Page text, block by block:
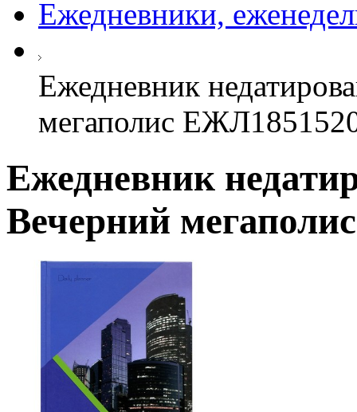
Ежедневники,
Ежедневник
мегаполис
Ежедневник
Вечерний